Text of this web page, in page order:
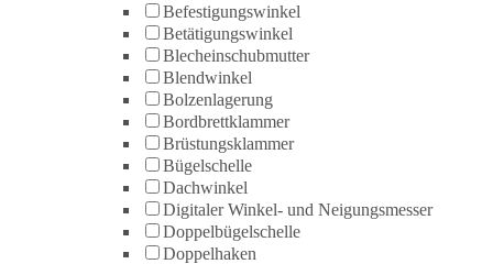
Befestigungswinkel
Betätigungswinkel
Blecheinschubmutter
Blendwinkel
Bolzenlagerung
Bordbrettklammer
Brüstungsklammer
Bügelschelle
Dachwinkel
Digitaler Winkel- und Neigungsmesser
Doppelbügelschelle
Doppelhaken